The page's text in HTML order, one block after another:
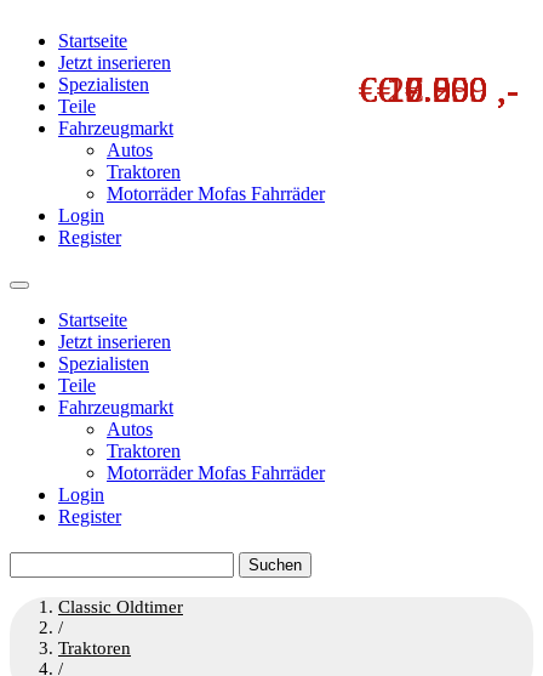
Startseite
Jetzt inserieren
Spezialisten
Teile
Fahrzeugmarkt
Autos
Traktoren
Motorräder Mofas Fahrräder
Login
Register
Startseite
Jetzt inserieren
Spezialisten
Teile
Fahrzeugmarkt
Autos
Traktoren
Motorräder Mofas Fahrräder
Login
Register
nach:
Classic Oldtimer
/
Traktoren
/
€ 10.000 ,-
€ 10.500 ,-
€ 9.000 ,-
€ 10.800 ,-
€ 7.250 ,-
€ 20.000 ,-
€ 9.000 ,-
€ 500 ,-
€ 7.999 ,-